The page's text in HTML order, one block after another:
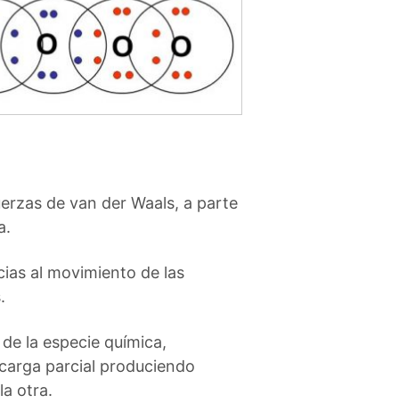
de van der Waals, a parte
al movimiento de las
la especie química,
parcial produciendo
otra.